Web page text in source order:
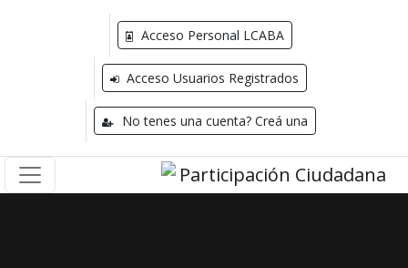
Acceso Personal LCABA
Acceso Usuarios Registrados
No tenes una cuenta? Creá una